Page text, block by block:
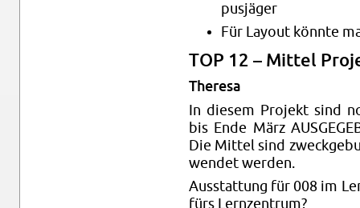
pus­jä­ger
Für Lay­out könn­te
TOP 12 – Mit­tel
The­re­sa
In die­sem Pro­jekt sind
bis Ende März
Die Mit­tel sind
wen­det wer­den.
Aus­stat­tung für 008 im
fürs Lern­zen­trum?